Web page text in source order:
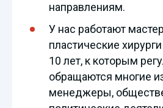
направлениям.
У нас работают
пластические
10 лет, к которым
обращаются многие
менеджеры,